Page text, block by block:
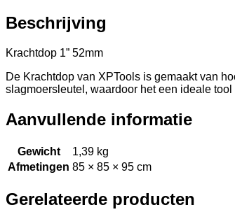
Beschrijving
Krachtdop 1” 52mm
De Krachtdop van XPTools is gemaakt van
slagmoersleutel, waardoor het een ideale
Aanvullende informatie
Gewicht
1,39 kg
Afmetingen 85 × 85 × 95 cm
Gerelateerde producten